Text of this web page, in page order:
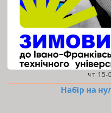
чт 15-
Набір на